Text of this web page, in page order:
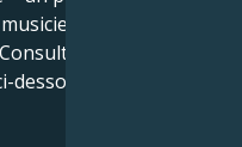
ou une star
l’analyse
dessous pour le